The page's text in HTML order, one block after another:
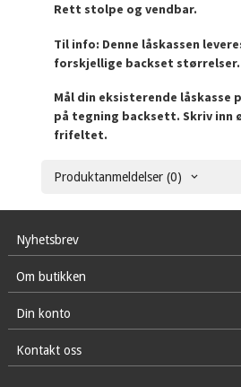
Rett stolpe og vendbar.
Til info: Denne låskassen
forskjellige backset størrelser.
Mål din eksisterende
på tegning backsett. Skriv inn
frifeltet.
Produktanmeldelser (0)
Nyhetsbrev
Om butikken
Din konto
Kontakt oss